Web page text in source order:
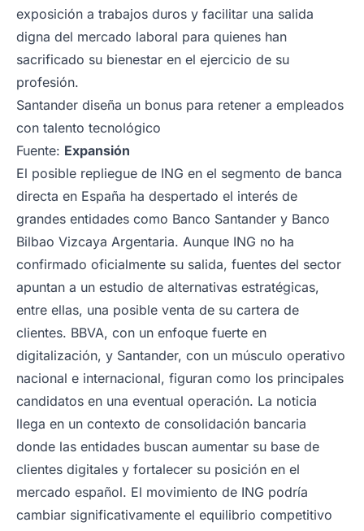
exposición a trabajos duros y facilitar una salida
digna del mercado laboral para quienes han
sacrificado su bienestar en el ejercicio de su
profesión.
Santander diseña un bonus para retener a empleados
con talento tecnológico
Fuente: Expansión
El posible repliegue de ING en el segmento de banca
directa en España ha despertado el interés de
grandes entidades como Banco Santander y Banco
Bilbao Vizcaya Argentaria. Aunque ING no ha
confirmado oficialmente su salida, fuentes del sector
apuntan a un estudio de alternativas estratégicas,
entre ellas, una posible venta de su cartera de
clientes. BBVA, con un enfoque fuerte en
digitalización, y Santander, con un músculo operativo
nacional e internacional, figuran como los principales
candidatos en una eventual operación. La noticia
llega en un contexto de consolidación bancaria
donde las entidades buscan aumentar su base de
clientes digitales y fortalecer su posición en el
mercado español. El movimiento de ING podría
cambiar significativamente el equilibrio competitivo